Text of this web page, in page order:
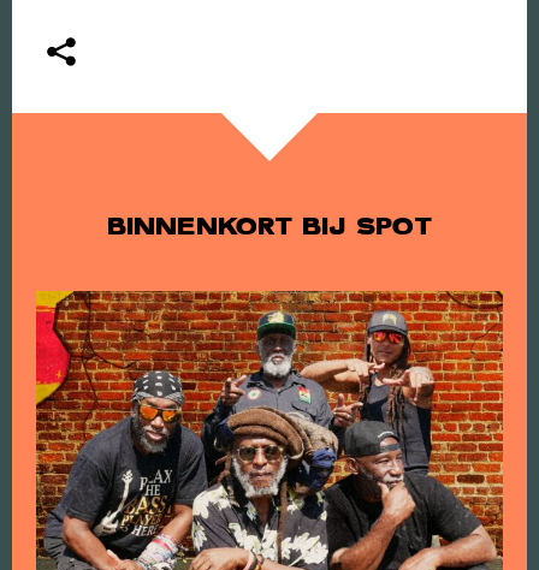
BINNENKORT BIJ SPOT